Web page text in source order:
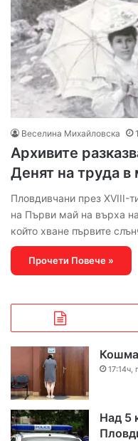
Веселина Михайловска
Архивите
Денят на труда в
Пловдивчани през XVIII-
на Първи май на върха
който хване първите
Прочети Повече »
17:14ч,
Над 5